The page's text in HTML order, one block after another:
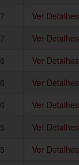
7
Ver Detalhes
7
Ver Detalhes
6
Ver Detalhes
6
Ver Detalhes
6
Ver Detalhes
5
Ver Detalhes
5
Ver Detalhes